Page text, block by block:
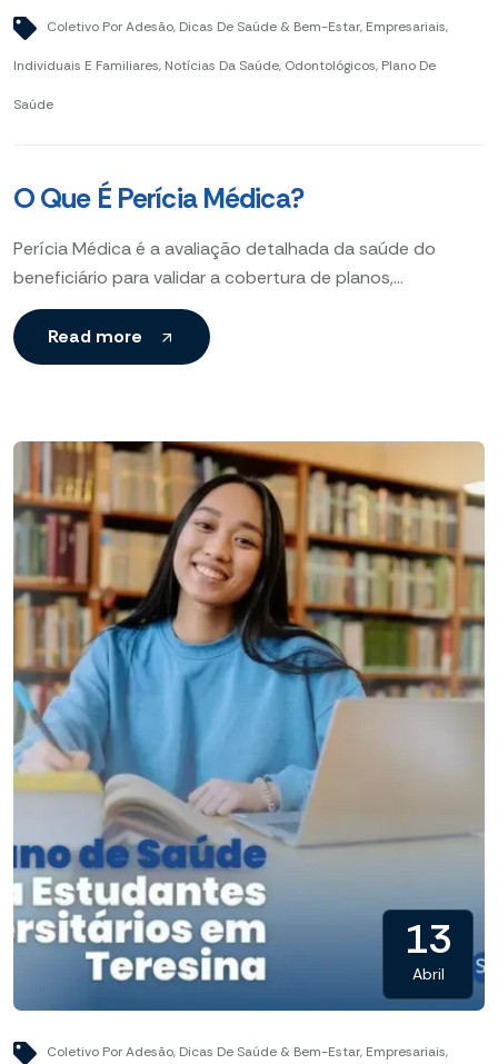
Coletivo Por Adesão, Dicas De Saúde & Bem-Estar, Empresariais,
Individuais E Familiares, Notícias Da Saúde, Odontológicos, Plano De
Saúde
O Que É Perícia Médica?
Perícia Médica é a avaliação detalhada da saúde do
beneficiário para validar a cobertura de planos,
garantindo transparência, segurança e acesso facilitado,
inclusive em planos
Read more
13
Abril
Coletivo Por Adesão, Dicas De Saúde & Bem-Estar, Empresariais,